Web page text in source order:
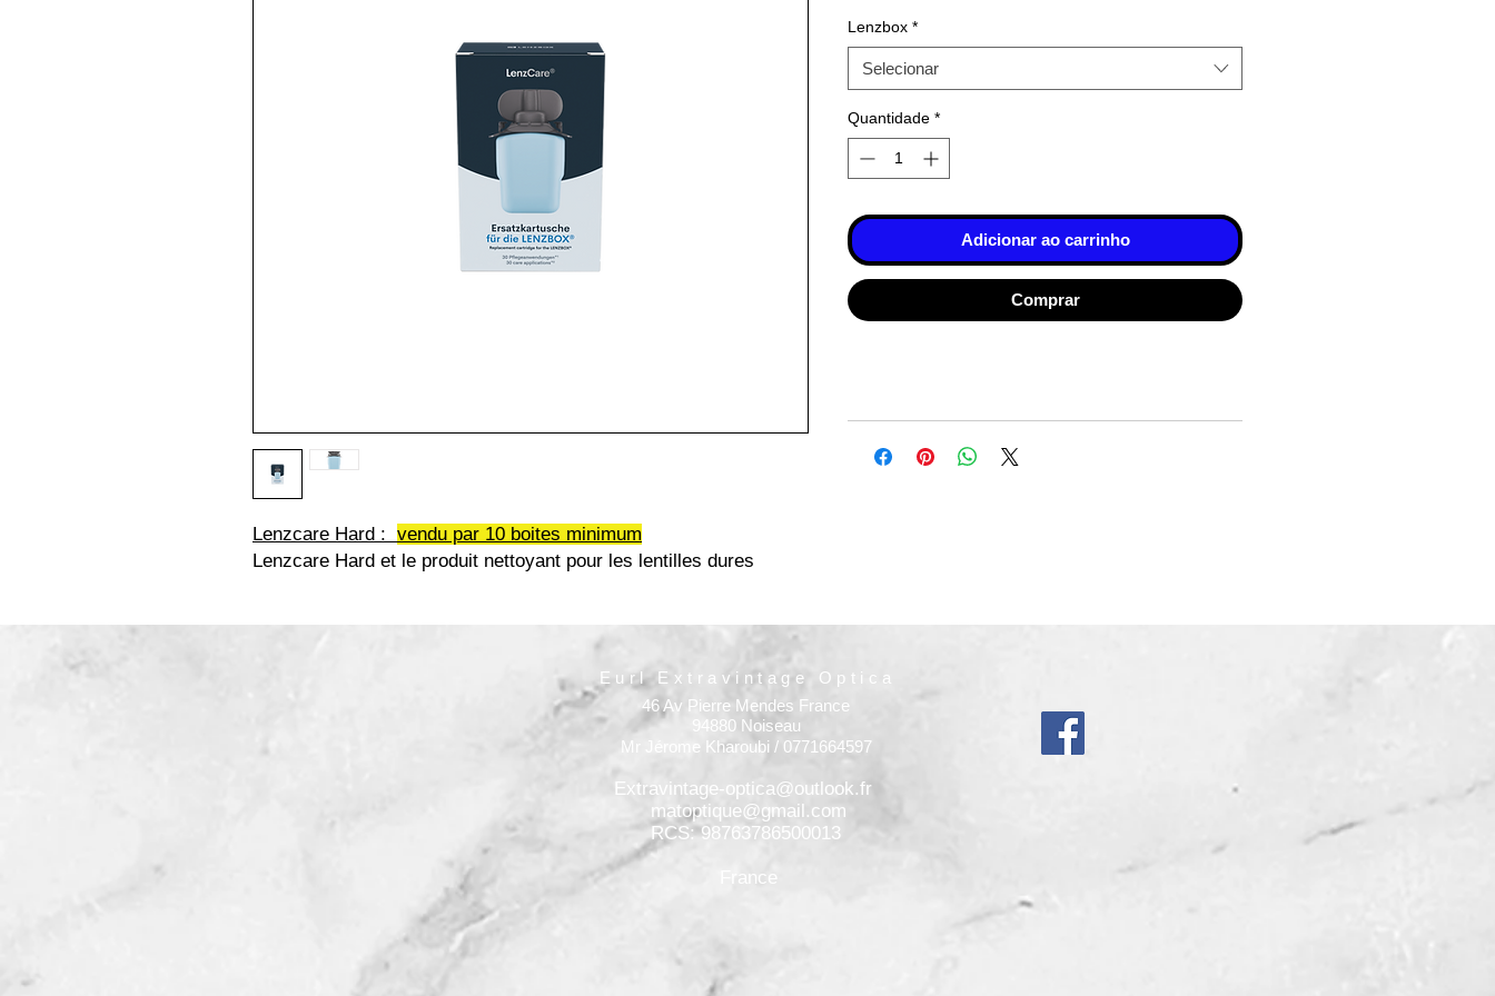
Lenzcare Hard : vendu par 10 boites minimum
Lenzcare Hard et le produit nettoyant pour les lentilles dures
Lenzbox *
Selecionar
Quantidade *
Adicionar ao carrinho
Comprar
Eurl Extravintage Optica
46 Av Pierre Mendes France
94880 Noiseau
Mr Jérome Kharoubi / 0771664597
Extravintage-optica@outlook.fr
matoptique@gmail.com
RCS: 98763786500013
France